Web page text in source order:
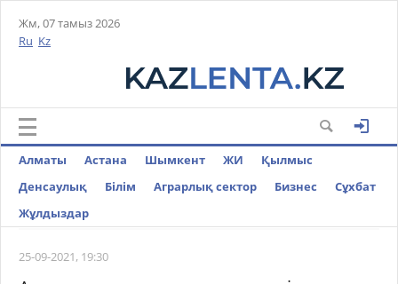
Жм, 07 тамыз 2026
Ru Kz
Алматы Астана Шымкент ЖИ
Қылмыс
Денсаулық
Білім Аграрлық сектор Бизнес
Cұхбат
Жұлдыздар
25-09-2021, 19:30